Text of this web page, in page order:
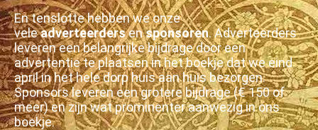
En tenslotte hebben we onze
veleadverteerdersensponsoren. Adverteerders
leveren een belangrijke bijdrage door een
advertentie te plaatsen in het boekje dat we eind
april in het hele dorp huis aan huis bezorgen.
Sponsors leveren een grotere bijdrage (€ 150 of
meer) en zijn wat prominenter aanwezig in ons
boekje.